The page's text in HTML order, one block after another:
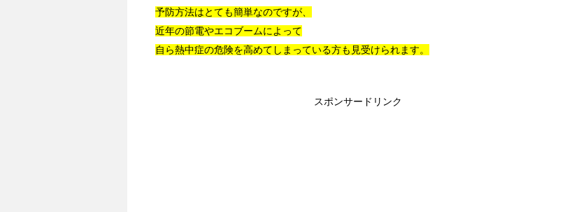
予防方法はとても簡単なのですが、
近年の節電やエコブームによって
自ら熱中症の危険を高めてしまっている方も見受けられます。
スポンサードリンク